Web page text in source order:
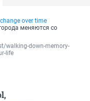
over time
меняются со
walking-down-memory-
life